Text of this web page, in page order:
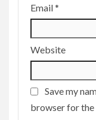
Email*
Website
Save my
browser for the